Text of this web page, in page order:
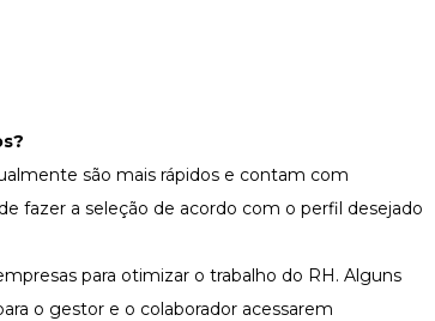
são mais rápidos e contam com
fazer a seleção de acordo com o perfil desejado
para otimizar o trabalho do RH. Alguns
o gestor e o colaborador acessarem